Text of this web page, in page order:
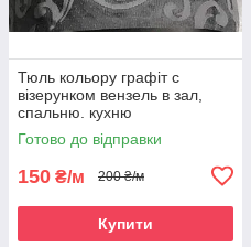
Тюль кольору графіт с
візерунком вензель в зал,
спальню. кухню
Готово до відправки
150 ₴/м 200 ₴/м
Купити